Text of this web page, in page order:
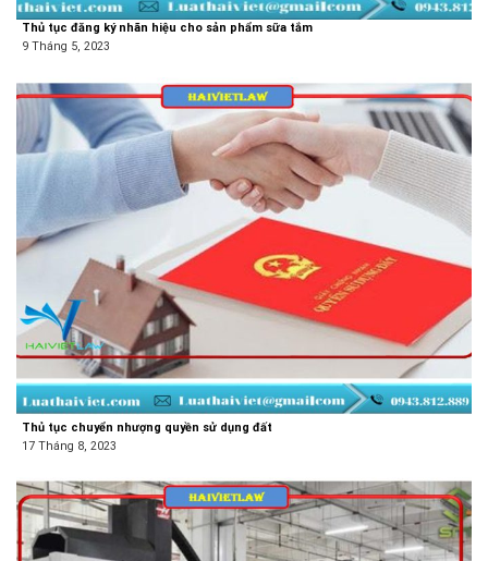
Thủ tục đăng ký nhãn hiệu cho sản phẩm sữa tắm
9 Tháng 5, 2023
Thủ tục chuyển nhượng quyền sử dụng đất
17 Tháng 8, 2023